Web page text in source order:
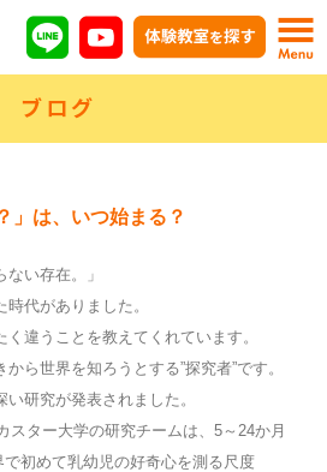
ブログ
」は、いつ始まる？
ない存在。」
代がありました。
違うことを教えてくれています。
ら世界を知ろうとする”探究者”です。
研究が発表されました。
スター大学の研究チームは、5～24か月
初めて乳幼児の好奇心を測る尺度